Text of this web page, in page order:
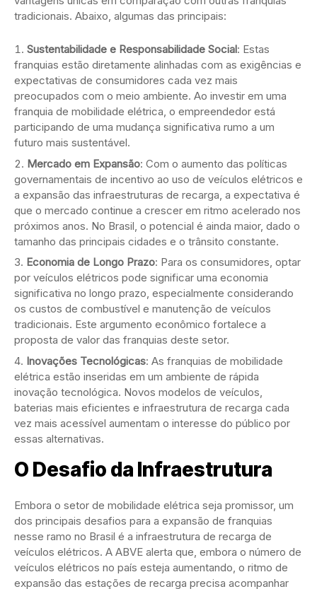
tradicionais. Abaixo, algumas das principais:
Sustentabilidade e Responsabilidade Social: Estas
franquias estão diretamente alinhadas com as exigências e
expectativas de consumidores cada vez mais
preocupados com o meio ambiente. Ao investir em uma
franquia de mobilidade elétrica, o empreendedor está
participando de uma mudança significativa rumo a um
futuro mais sustentável.
Mercado em Expansão: Com o aumento das políticas
governamentais de incentivo ao uso de veículos elétricos e
a expansão das infraestruturas de recarga, a expectativa é
que o mercado continue a crescer em ritmo acelerado nos
próximos anos. No Brasil, o potencial é ainda maior, dado o
tamanho das principais cidades e o trânsito constante.
Economia de Longo Prazo: Para os consumidores, optar
por veículos elétricos pode significar uma economia
significativa no longo prazo, especialmente considerando
os custos de combustível e manutenção de veículos
tradicionais. Este argumento econômico fortalece a
proposta de valor das franquias deste setor.
Inovações Tecnológicas: As franquias de mobilidade
elétrica estão inseridas em um ambiente de rápida
inovação tecnológica. Novos modelos de veículos,
baterias mais eficientes e infraestrutura de recarga cada
vez mais acessível aumentam o interesse do público por
essas alternativas.
O Desafio da Infraestrutura
Embora o setor de mobilidade elétrica seja promissor, um
dos principais desafios para a expansão de franquias
nesse ramo no Brasil é a infraestrutura de recarga de
veículos elétricos. A ABVE alerta que, embora o número de
veículos elétricos no país esteja aumentando, o ritmo de
expansão das estações de recarga precisa acompanhar